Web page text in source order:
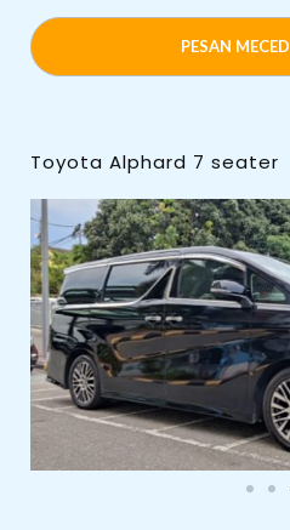
PESAN
Toyota Alphard 7 seater